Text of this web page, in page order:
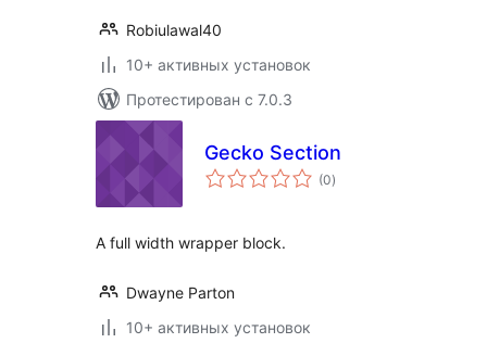
Robiulawal40
10+ активных установок
Протестирован с 7.0.3
Gecko Section
(0общий
рейтинг
)
A full width wrapper block.
Dwayne Parton
10+ активных установок